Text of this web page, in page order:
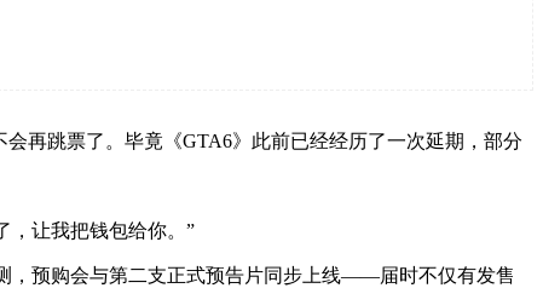
再跳票了。毕竟《GTA6》此前已经经历了一次延期，部分
，让我把钱包给你。”
，预购会与第二支正式预告片同步上线——届时不仅有发售